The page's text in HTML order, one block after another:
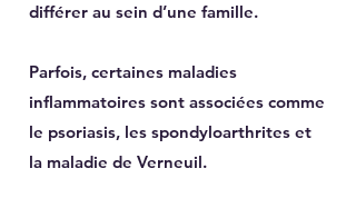
différer au sein d’une famille.
Parfois, certaines maladies
inflammatoires sont associées comme
le psoriasis, les spondyloarthrites et
la maladie de Verneuil.